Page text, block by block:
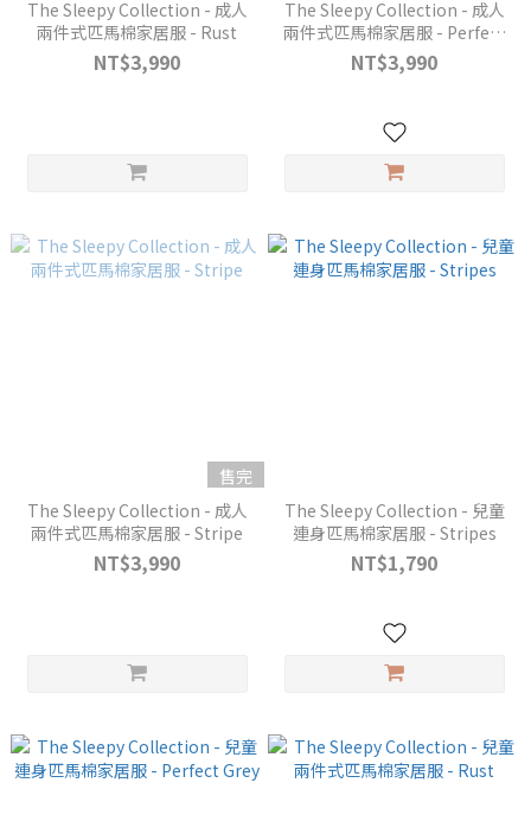
The Sleepy Collection - 成人
兩件式匹馬棉家居服 - Rust
NT$3,990
The Sleepy Collection - 成人
兩件式匹馬棉家居服 - Perfect
Grey
NT$3,990
售完
The Sleepy Collection - 成人
兩件式匹馬棉家居服 - Stripe
NT$3,990
The Sleepy Collection - 兒童
連身匹馬棉家居服 - Stripes
NT$1,790